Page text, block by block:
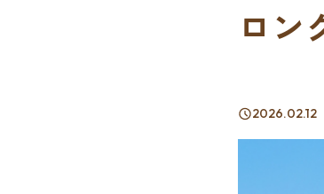
ロン
2026.02.12